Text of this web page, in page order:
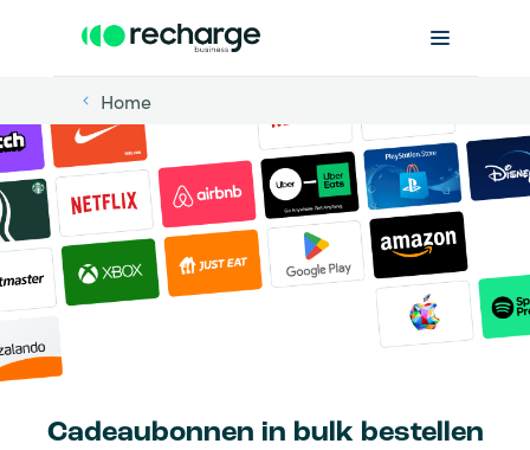
Home
Cadeaubonnen in bulk bestellen